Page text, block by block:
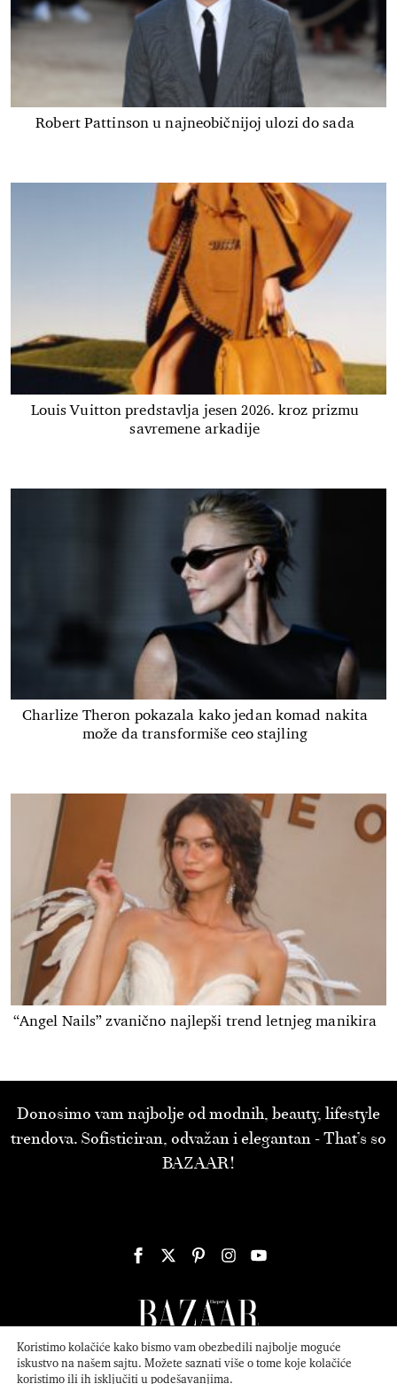
Robert Pattinson u najneobičnijoj ulozi do sada
Louis Vuitton predstavlja jesen 2026. kroz prizmu
savremene arkadije
Charlize Theron pokazala kako jedan komad nakita
može da transformiše ceo stajling
“Angel Nails” zvanično najlepši trend letnjeg manikira
Donosimo vam najbolje od modnih, beauty, lifestyle
trendova. Sofisticiran, odvažan i elegantan - That’s so
BAZAAR!
Koristimo kolačiće kako bismo vam obezbedili najbolje moguće
iskustvo na našem sajtu. Možete saznati više o tome koje kolačiće
koristimo ili ih isključiti upodešavanjima.